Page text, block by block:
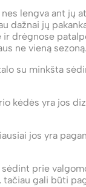
lengva ant jų
dažnai jų
ir drėgnose
ne vieną sezoną.
su minkšta
kėdės yra jos
jos yra
prie
gali būti